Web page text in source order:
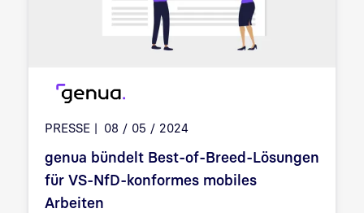
PRESSE 08 / 05 / 2024
genua bündelt Best-of-Breed-Lösungen
für VS-NfD-konformes mobiles
Arbeiten